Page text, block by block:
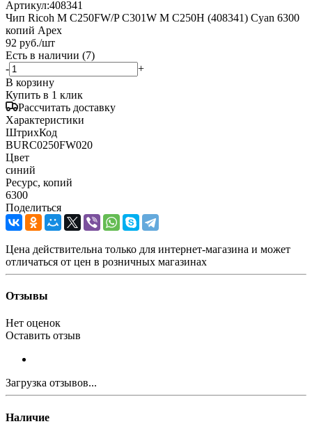
Артикул:408341
Чип Ricoh M C250FW/P C301W M C250H (408341) Cyan 6300
копий Apex
92 руб./шт
Есть в наличии (7)
-
+
В корзину
Купить в 1 клик
Рассчитать доставку
Характеристики
ШтрихКод
BURC0250FW020
Цвет
синий
Ресурс, копий
6300
Поделиться
Цена действительна только для интернет-магазина и может
отличаться от цен в розничных магазинах
Отзывы
Нет оценок
Оставить отзыв
Загрузка отзывов...
Наличие